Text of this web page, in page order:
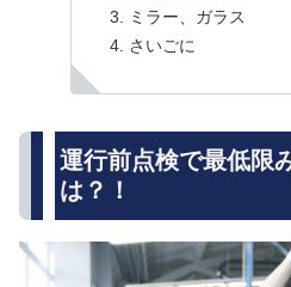
ミラー、ガラス
さいごに
運行前点検で最低限
は？！